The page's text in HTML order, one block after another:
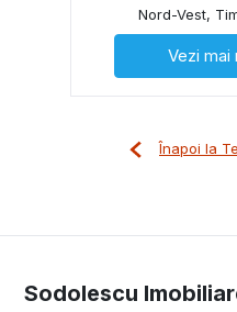
Nord-Vest,
Vezi mai
Înapoi la
Sodolescu